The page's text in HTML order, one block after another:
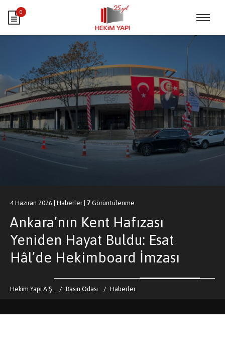
0
4 Haziran 2026 | Haberler | 7 Görüntülenme
Ankara’nın Kent Hafızası
Yeniden Hayat Buldu: Esat
Hâl’de Hekimboard İmzası
Hekim Yapı A.Ş. Basın Odası Haberler